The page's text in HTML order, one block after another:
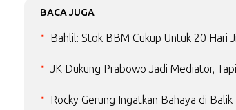
BACA JUGA
Bahlil: Stok BBM Cukup Untuk 20 Hari
JK Dukung Prabowo Jadi Mediator,
Rocky Gerung Ingatkan Bahaya di